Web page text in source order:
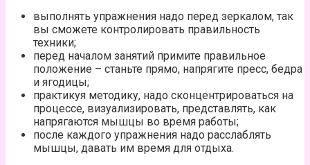
выполнять упражнения надо перед зеркалом, так
вы сможете контролировать правильность
техники;
перед началом занятий примите правильное
положение – станьте прямо, напрягите пресс, бедра
и ягодицы;
практикуя методику, надо сконцентрироваться на
процессе, визуализировать, представлять, как
напрягаются мышцы во время работы;
после каждого упражнения надо расслаблять
мышцы, давать им время для отдыха.